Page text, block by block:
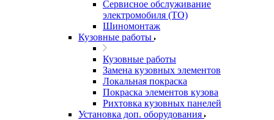
Сервисное обслуживание
электромобиля (ТО)
Шиномонтаж
Кузовные работы
Кузовные работы
Замена кузовных элементов
Локальная покраска
Покраска элементов кузова
Рихтовка кузовных панелей
Установка доп. оборудования